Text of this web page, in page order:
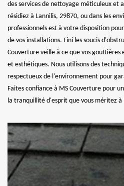
des services de nettoyage méticuleux et
résidiez à Lannilis, 29870, ou dans les
professionnels est à votre disposition
de vos installations. Fini les soucis
Couverture veille à ce que vos
et esthétiques. Nous utilisons des
respectueux de l'environnement pour
Faites confiance à MS Couverture pour
la tranquillité d'esprit que vous méritez à